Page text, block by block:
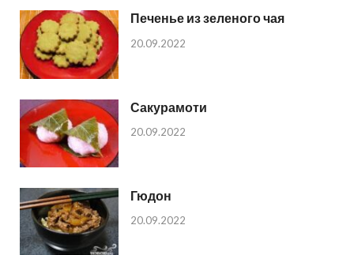
Печенье из зеленого чая
20.09.2022
Сакурамоти
20.09.2022
Гюдон
20.09.2022